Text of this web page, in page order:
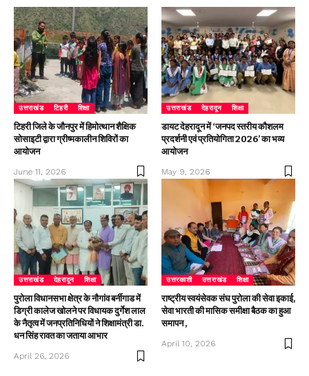
उत्तराखंड टिहरी शिक्षा
टिहरी जिले के जौनपुर में हिमोत्थान शैक्षिक
सोसाइटी द्वारा ग्रीष्मकालीन शिविरों का
आयोजन
June 11, 2026
उत्तराखंड देहरादून शिक्षा
डायट देहरादून में ‘जनपद स्तरीय कौशलम
प्रदर्शनी एवं प्रतियोगिता 2026’ का भव्य
आयोजन
May 9, 2026
उत्तराखंड देहरादून शिक्षा
पुरोला विधानसभा क्षेत्र के नौगांव बर्नीगाड में
डिग्री कालेज खोलने पर विधायक दुर्गेश लाल
के नैतृत्व में जनप्रतिनिधियों ने शिक्षामंत्री डा.
धन सिंह रावत का जताया आभार
April 26, 2026
उत्तरकाशी उत्तराखंड शिक्षा
राष्ट्रीय स्वयंसेवक संघ पुरोला की सेवा इकाई,
सेवा भारती की मासिक समीक्षा बैठक का हुआ
समापन ,
April 10, 2026